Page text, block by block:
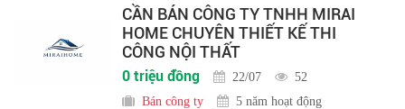
CẦN BÁN CÔNG TY TNHH MIRAI
HOME CHUYÊN THIẾT KẾ THI
CÔNG NỘI THẤT
0 triệu đồng 22/07
52
Bán công ty
5 năm hoạt động